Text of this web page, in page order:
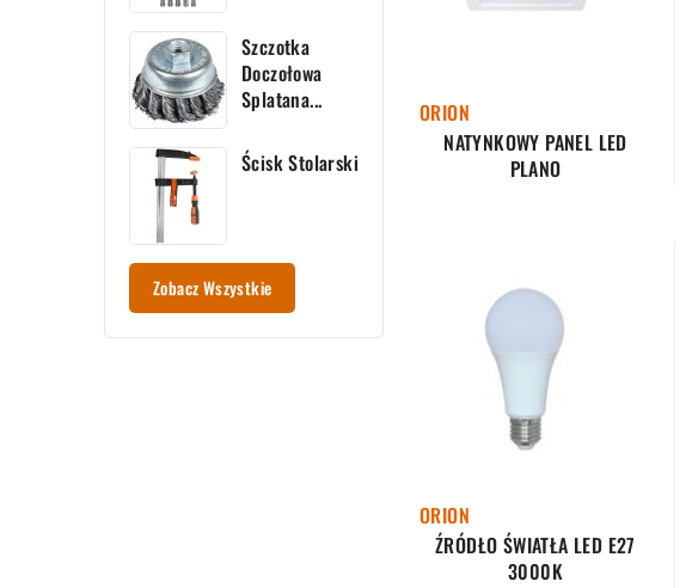
Szczotka
Doczołowa
Splatana...
Ścisk Stolarski
Zobacz Wszystkie
ORION
NATYNKOWY PANEL LED
PLANO
ORION
ŹRÓDŁO ŚWIATŁA LED E27
3000K